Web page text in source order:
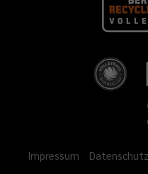
Impressum Datenschutz